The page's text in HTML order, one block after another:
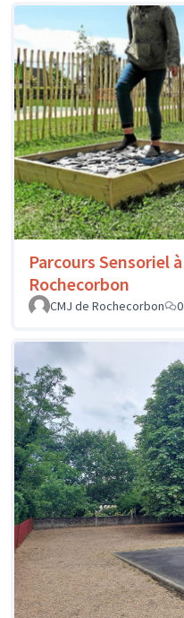
Parcours Sensoriel à
Rochecorbon
CMJ de Rochecorbon
0